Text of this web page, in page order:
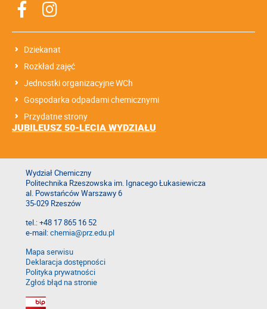
Dziekanat
Rozkład zajęć
Jednostki organizacyjne WCh
Gospodarka odpadami chemicznymi
Przydatne strony
JUBILEUSZ 50-LECIA WYDZIAŁU
Wydział Chemiczny
Politechnika Rzeszowska im. Ignacego Łukasiewicza
al. Powstańców Warszawy 6
35-029 Rzeszów
tel.: +48 17 865 16 52
e-mail:chemia@prz.edu.pl
Mapa serwisu
Deklaracja dostępności
Polityka prywatności
Zgłoś błąd na stronie